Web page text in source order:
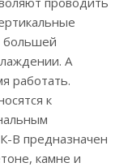
большей
А
работать.
к
В предназначен
камне и